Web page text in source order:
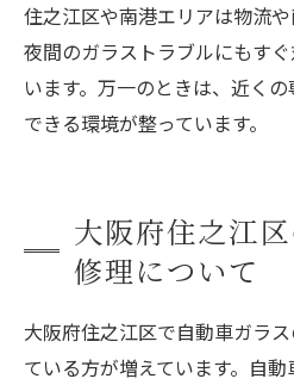
住之江区や南港エリアは物流や
夜間のガラストラブルにもす
います。万一のときは、近く
できる環境が整っています。
大阪府住之江
修理について
大阪府住之江区で自動車ガラ
ている方が増えています。自